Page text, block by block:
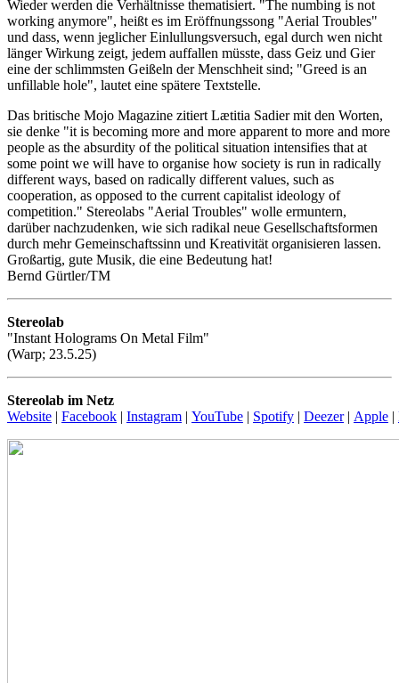
Wieder werden die Verhältnisse thematisiert. "The numbing is not
working anymore", heißt es im Eröffnungssong "Aerial Troubles"
und dass, wenn jeglicher Einlullungsversuch, egal durch wen nicht
länger Wirkung zeigt, jedem auffallen müsste, dass Geiz und Gier
eine der schlimmsten Geißeln der Menschheit sind; "Greed is an
unfillable hole", lautet eine spätere Textstelle.
Das britische Mojo Magazine zitiert Lætitia Sadier mit den Worten,
sie denke "it is becoming more and more apparent to more and more
people as the absurdity of the political situation intensifies that at
some point we will have to organise how society is run in radically
different ways, based on radically different values, such as
cooperation, as opposed to the current capitalist ideology of
competition." Stereolabs "Aerial Troubles" wolle ermuntern,
darüber nachzudenken, wie sich radikal neue Gesellschaftsformen
durch mehr Gemeinschaftssinn und Kreativität organisieren lassen.
Großartig, gute Musik, die eine Bedeutung hat!
Bernd Gürtler/TM
Stereolab
"Instant Holograms On Metal Film"
(Warp; 23.5.25)
Stereolab im Netz
Website | Facebook | Instagram | YouTube | Spotify | Deezer| Apple |